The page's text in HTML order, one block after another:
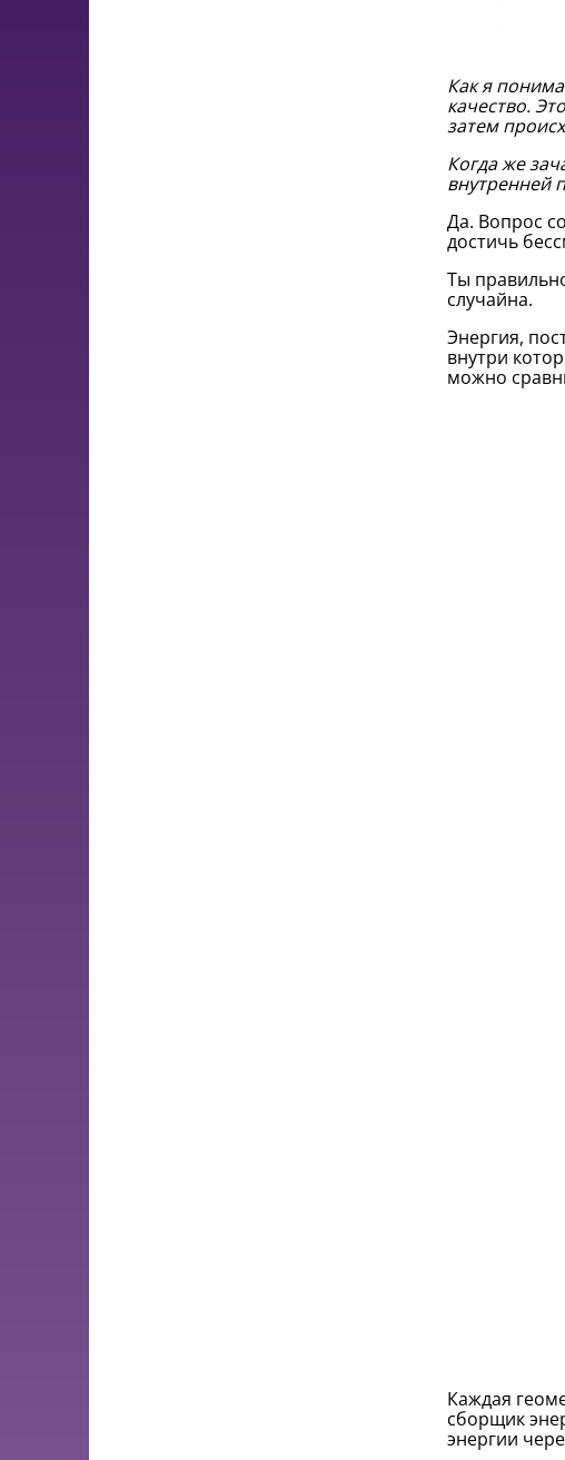
Как я
качество.
затем
Когда же
внутренней
Да. Вопрос
достичь
Ты
случайна.
Энергия,
внутри
можно
Каждая
сборщик
энергии